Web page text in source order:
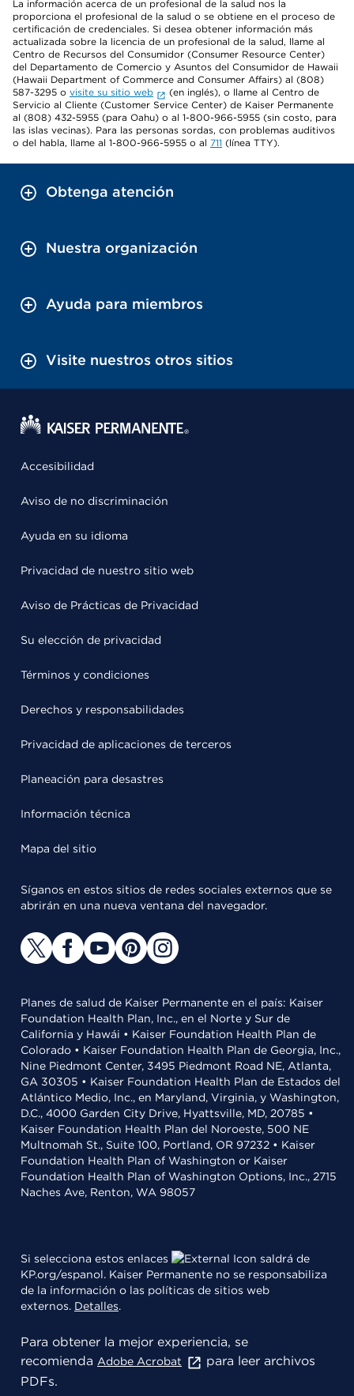
La información acerca de un profesional de la salud nos la
proporciona el profesional de la salud o se obtiene en el proceso de
certificación de credenciales. Si desea obtener información más
actualizada sobre la licencia de un profesional de la salud, llame al
Centro de Recursos del Consumidor (Consumer Resource Center)
del Departamento de Comercio y Asuntos del Consumidor de Hawaii
(Hawaii Department of Commerce and Consumer Affairs) al (808)
587-3295 o visite su sitio web
(en inglés), o llame al Centro de
Servicio al Cliente (Customer Service Center) de Kaiser Permanente
al (808) 432-5955 (para Oahu) o al 1-800-966-5955 (sin costo, para
las islas vecinas). Para las personas sordas, con problemas auditivos
o del habla, llame al 1-800-966-5955 o al 711 (línea TTY).
Obtenga atención
Nuestra organización
Ayuda para miembros
Visite nuestros otros sitios
Accesibilidad
Aviso de no discriminación
Ayuda en su idioma
Privacidad de nuestro sitio web
Aviso de Prácticas de Privacidad
Su elección de privacidad
Términos y condiciones
Derechos y responsabilidades
Privacidad de aplicaciones de terceros
Planeación para desastres
Información técnica
Mapa del sitio
Síganos en estos sitios de redes sociales externos que se
abrirán en una nueva ventana del navegador.
Planes de salud de Kaiser Permanente en el país: Kaiser
Foundation Health Plan, Inc., en el Norte y Sur de
California y Hawái • Kaiser Foundation Health Plan de
Colorado • Kaiser Foundation Health Plan de Georgia, Inc.,
Nine Piedmont Center, 3495 Piedmont Road NE, Atlanta,
GA 30305 • Kaiser Foundation Health Plan de Estados del
Atlántico Medio, Inc., en Maryland, Virginia, y Washington,
D.C., 4000 Garden City Drive, Hyattsville, MD, 20785 •
Kaiser Foundation Health Plan del Noroeste, 500 NE
Multnomah St., Suite 100, Portland, OR 97232 • Kaiser
Foundation Health Plan of Washington or Kaiser
Foundation Health Plan of Washington Options, Inc., 2715
Naches Ave, Renton, WA 98057
Si selecciona estos enlaces
saldrá de
KP.org/espanol. Kaiser Permanente no se responsabiliza
de la información o las políticas de sitios web
externos. Detalles.
Para obtener la mejor experiencia, se
recomienda Adobe Acrobat
para leer archivos
PDFs.